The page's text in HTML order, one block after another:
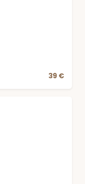
39 €